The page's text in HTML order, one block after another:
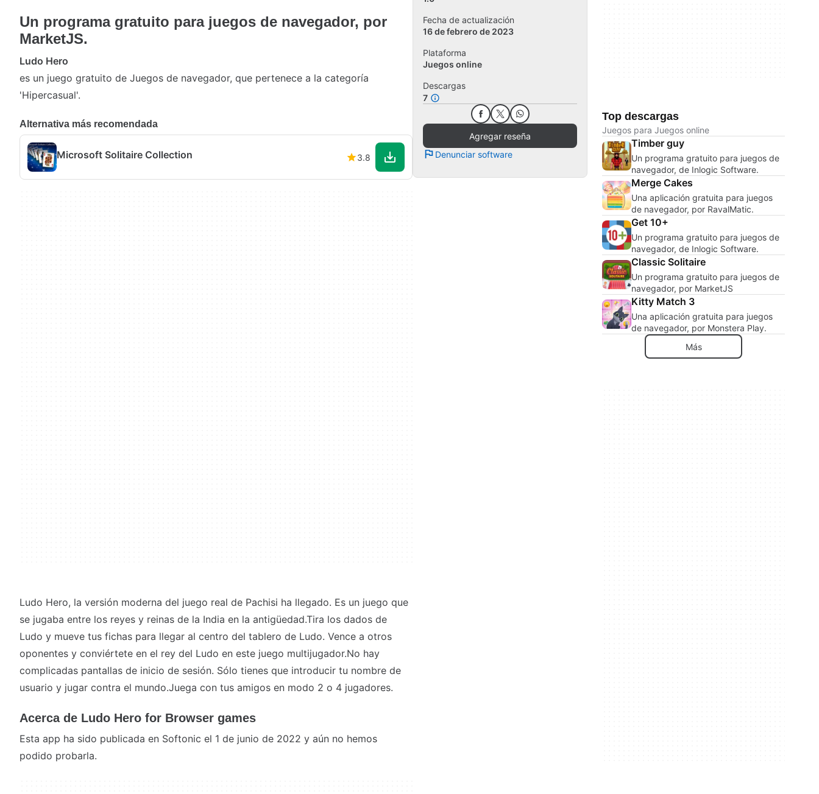
Un programa gratuito para juegos de navegador, por
MarketJS.
Ludo Hero
es un juego gratuito de Juegos de navegador, que pertenece a la categoría
'Hipercasual'.
Alternativa más recomendada
Microsoft Solitaire Collection 3.8
Ludo Hero, la versión moderna del juego real de Pachisi ha llegado. Es un juego que
se jugaba entre los reyes y reinas de la India en la antigüedad.Tira los dados de
Ludo y mueve tus fichas para llegar al centro del tablero de Ludo. Vence a otros
oponentes y conviértete en el rey del Ludo en este juego multijugador.No hay
complicadas pantallas de inicio de sesión. Sólo tienes que introducir tu nombre de
usuario y jugar contra el mundo.Juega con tus amigos en modo 2 o 4 jugadores.
Acerca de Ludo Hero for Browser games
Esta app ha sido publicada en Softonic el 1 de junio de 2022 y aún no hemos
podido probarla.
Fecha de actualización
16 de febrero de 2023
Plataforma
Juegos online
Descargas
7
Agregar reseña
Denunciar software
Top descargas
Juegos para Juegos online
Timber guy
Un programa gratuito para juegos de
navegador, de Inlogic Software.
Merge Cakes
Una aplicación gratuita para juegos
de navegador, por RavalMatic.
Get 10+
Un programa gratuito para juegos de
navegador, de Inlogic Software.
Classic Solitaire
Un programa gratuito para juegos de
navegador, por MarketJS
Kitty Match 3
Una aplicación gratuita para juegos
de navegador, por Monstera Play.
Más